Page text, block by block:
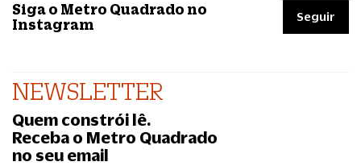
Siga o Metro Quadrado no
Instagram
Seguir
NEWSLETTER
Quem constrói lê.
Receba o Metro Quadrado
no seu email